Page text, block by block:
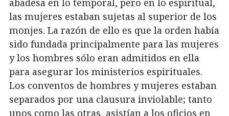
las mujeres estaban sujetas al superior de los
monjes. La razón de ello es que la orden había
sido fundada principalmente para las mujeres
y los hombres sólo eran admitidos en ella
para asegurar los ministerios espirituales.
Los conventos de hombres y mujeres estaban
separados por una clausura inviolable; tanto
unos como las otras, asistían a los oficios en